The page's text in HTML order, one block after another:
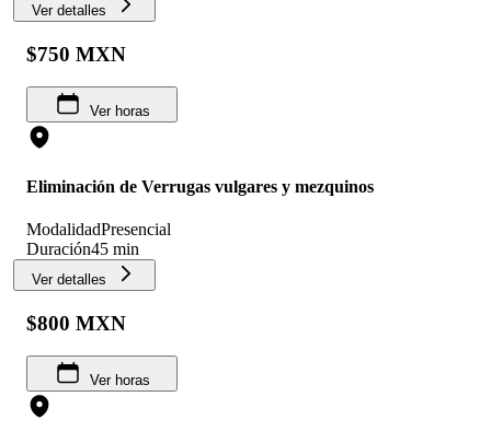
Ver detalles
$750 MXN
Ver horas
Eliminación de Verrugas vulgares y mezquinos
ModalidadPresencial
Duración45 min
Ver detalles
$800 MXN
Ver horas